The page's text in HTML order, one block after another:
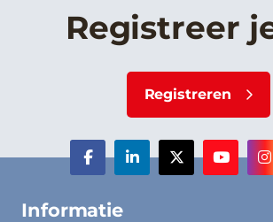
Registreer
Registreren
Informatie